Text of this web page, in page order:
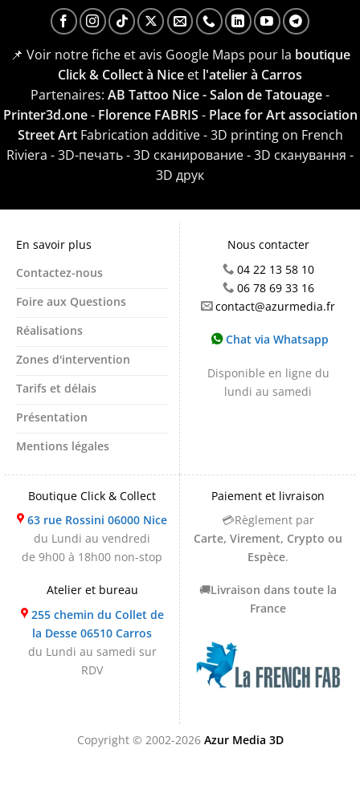
📌 Voir notre fiche et avis Google Maps pour la boutique
Click & Collect à Nice et l'atelier à Carros
Partenaires: AB Tattoo Nice - Salon de Tatouage-
Printer3d.one- Florence FABRIS - Place for Art association
Street ArtFabrication additive - 3D printing on French
Riviera - 3D-печать - 3D сканирование - 3D сканування -
3D друк
En savoir plus
Contactez-nous
Foire aux Questions
Réalisations
Zones d'intervention
Tarifs et délais
Présentation
Mentions légales
Nous contacter
04 22 13 58 10
06 78 69 33 16
contact@azurmedia.fr
Chat via Whatsapp
Disponible en ligne du
lundi au samedi
Boutique Click & Collect
63 rue Rossini 06000 Nice
du Lundi au vendredi
de 9h00 à 18h00 non-stop
Atelier et bureau
255 chemin du Collet de
la Desse 06510 Carros
du Lundi au samedi sur
RDV
Paiement et livraison
💳Règlement par
Carte, Virement, Crypto ou
Espèce.
🚚Livraison dans toute la
France
Copyright © 2002-2026 Azur Media 3D